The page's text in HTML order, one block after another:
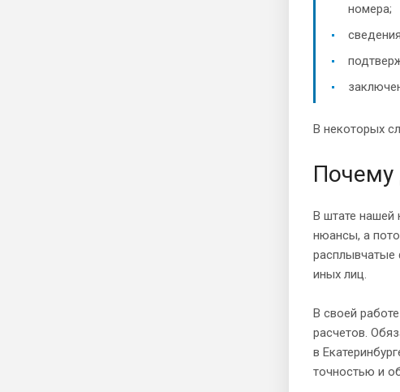
номера;
В некоторых
Почему
В штате нашей
нюансы, а
расплывчатые
иных лиц.
В своей
расчетов.
в
точностью и